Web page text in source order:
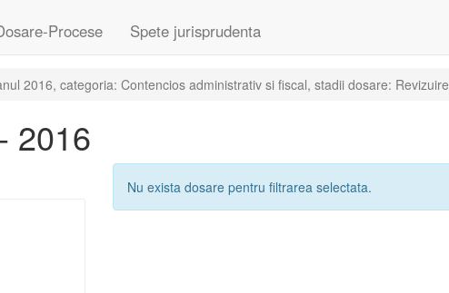
Procese Spete jurisprudenta
2016, categoria: Contencios administrativ si fiscal, stadii dosare: Revizuire
2016
Nu exista dosare pentru filtrarea selectata.